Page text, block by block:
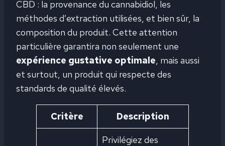
CBD : la provenance du cannabidiol, les
méthodes d’extraction utilisées, et bien sûr, la
composition du produit. Cette attention
particulière garantira non seulement une
expérience gustative optimale, mais aussi
et surtout, un produit qui respecte des
standards de qualité élevés.
Critère Description
Privilégiez des